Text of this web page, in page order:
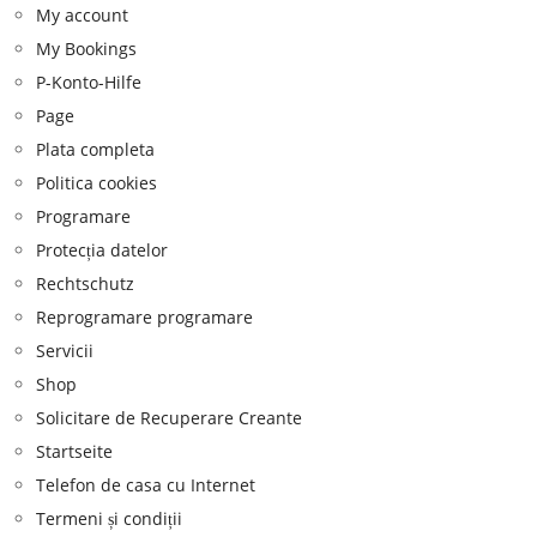
My account
My Bookings
P-Konto-Hilfe
Page
Plata completa
Politica cookies
Programare
Protecția datelor
Rechtschutz
Reprogramare programare
Servicii
Shop
Solicitare de Recuperare Creante
Startseite
Telefon de casa cu Internet
Termeni și condiții